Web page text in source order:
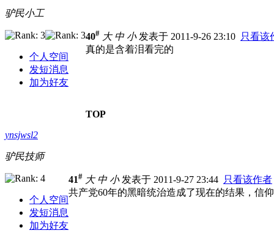
驴民小工
个人空间
发短消息
加为好友
40# 大 中 小发表于 2011-9-26 23:10 只看该
真的是含着泪看完的
TOP
ynsjwsl2
驴民技师
个人空间
发短消息
加为好友
41# 大 中 小发表于 2011-9-27 23:44 只看该作者
共产党60年的黑暗统治造成了现在的结果，信